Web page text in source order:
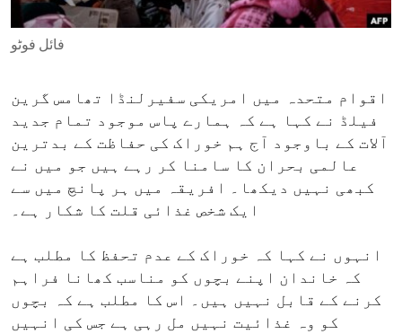
ENVIRONMENT AND HEALTH
IDEALS AND INSTITUTIONS
فائل فوٹو
اقوام متحدہ میں امریکی سفیرلنڈا تھامس گرین
فیلڈ نے کہا ہے کہ ہمارے پاس موجود تمام جدید
آلات کے باوجود آج ہم خوراک کی حفاظت کے بدترین
عالمی بحران کا سامنا کر رہے ہیں جو میں نے
کبھی نہیں دیکھا۔ افریقہ میں ہر پانچ میں سے
ایک شخص غذائی قلت کا شکار ہے۔
انہوں نے کہا کہ خوراک کے عدم تحفظ کا مطلب ہے
کہ خاندان اپنے بچوں کو مناسب کھانا فراہم
کرنے کے قابل نہیں ہیں۔ اس کا مطلب ہے کہ بچوں
کو وہ غذائیت نہیں مل رہی ہے جس کی انہیں